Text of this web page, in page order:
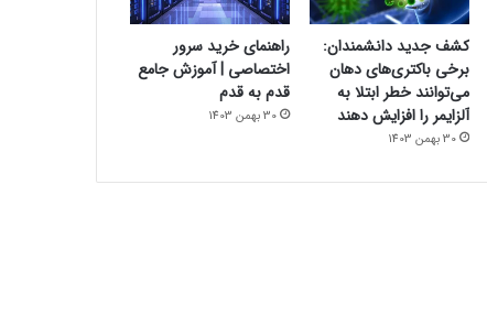
کشف جدید دانشمندان:
برخی باکتری‌های دهان
می‌توانند خطر ابتلا به
آلزایمر را افزایش دهند
30 بهمن 1403
راهنمای خرید سرور
اختصاصی | آموزش جامع
قدم به قدم
30 بهمن 1403